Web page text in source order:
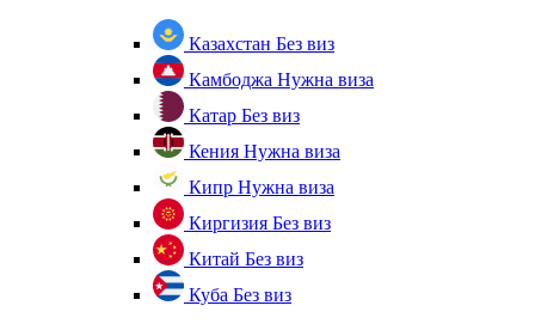
Казахстан Без виз
Камбоджа Нужна виза
Катар Без виз
Кения Нужна виза
Кипр Нужна виза
Киргизия Без виз
Китай Без виз
Куба Без виз